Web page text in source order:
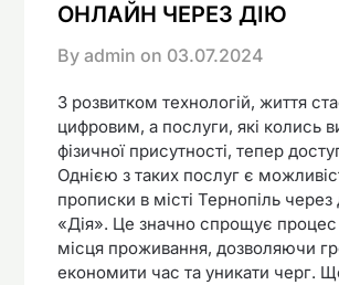
ОНЛАЙН ЧЕРЕЗ ДІЮ
By admin on 03.07.2024
З розвитком технологій, життя
цифровим, а послуги, які колись
фізичної присутності, тепер
Однією з таких послуг є
прописки в місті Тернопіль через
«Дія». Це значно спрощує процес
місця проживання, дозволяючи
економити час та уникати черг.